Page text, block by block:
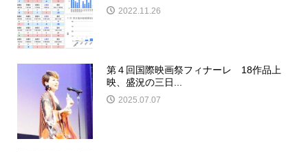
2022.11.26
第４回国際映画祭フィナーレ 18作品上
映、盛況の三日...
2025.07.07